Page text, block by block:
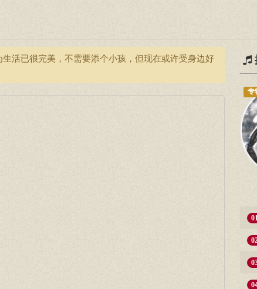
活已很完美，不需要添个小孩，但现在或许受身边好
专